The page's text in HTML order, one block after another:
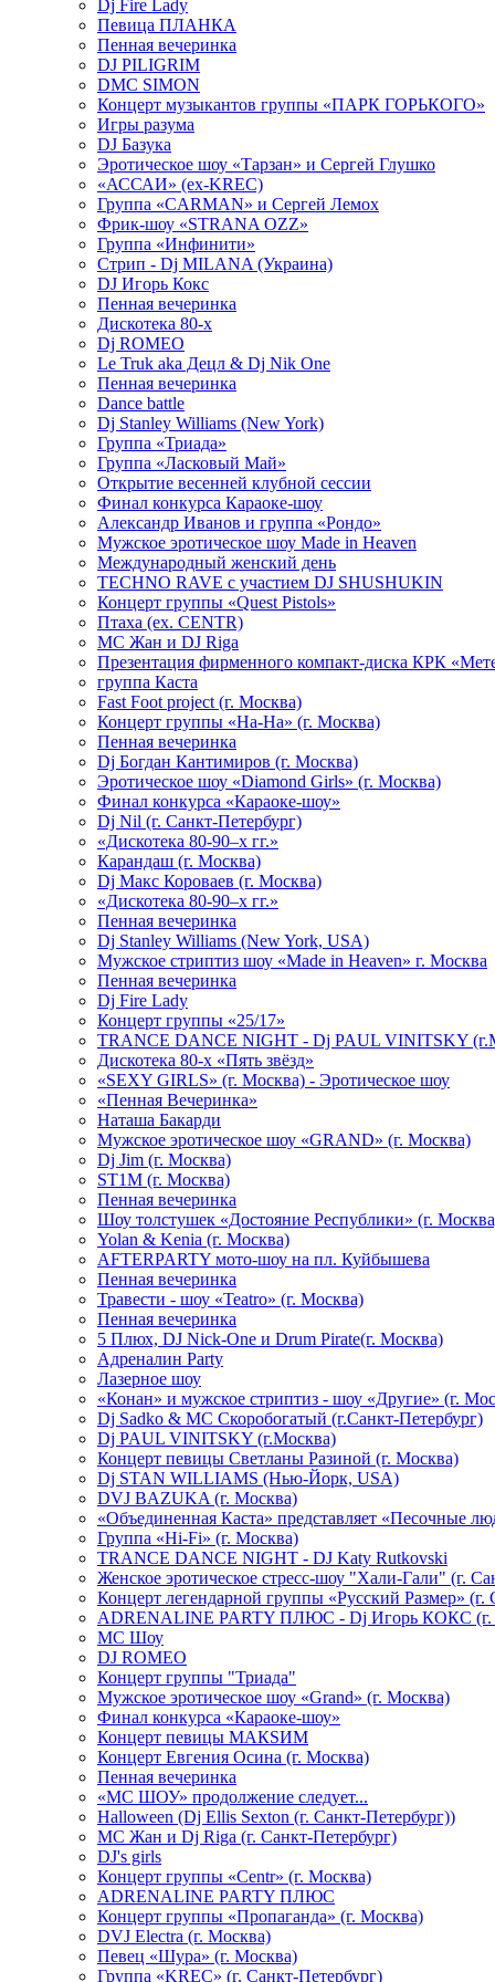
Dj Fire Lady
Певица ПЛАНКА
Пенная вечеринка
DJ PILIGRIM
DMC SIMON
Концерт музыкантов группы «ПАРК ГОРЬКОГО»
Игры разума
DJ Базука
Эротическое шоу «Тарзан» и Сергей Глушко
«АССАИ» (ex-KREC)
Группа «CARMAN» и Сергей Лемох
Фрик-шоу «STRANA OZZ»
Группа «Инфинити»
Стрип - Dj MILANA (Украина)
DJ Игорь Кокс
Пенная вечеринка
Дискотека 80-х
Dj ROMEO
Le Truk aka Децл & Dj Nik One
Пенная вечеринка
Dance battle
Dj Stanley Williams (New York)
Группа «Триада»
Группа «Ласковый Май»
Открытие весенней клубной сессии
Финал конкурса Караоке-шоу
Александр Иванов и группа «Рондо»
Мужское эротическое шоу Made in Heaven
Международный женский день
TECHNO RAVE с участием DJ SHUSHUKIN
Концерт группы «Quest Pistols»
Птаха (ex. CENTR)
МС Жан и DJ Riga
Презентация фирменного компакт-диска КРК
группа Каста
Fast Foot project (г. Москва)
Концерт группы «На-На» (г. Москва)
Пенная вечеринка
Dj Богдан Кантимиров (г. Москва)
Эротическое шоу «Diamond Girls» (г. Москва)
Финал конкурса «Караоке-шоу»
Dj Nil (г. Санкт-Петербург)
«Дискотека 80-90–х гг.»
Карандаш (г. Москва)
Dj Макс Короваев (г. Москва)
«Дискотека 80-90–х гг.»
Пенная вечеринка
Dj Stanley Williams (New York, USA)
Мужское стриптиз шоу «Made in Heaven» г. Москва
Пенная вечеринка
Dj Fire Lady
Концерт группы «25/17»
TRANCE DANCE NIGHT - Dj PAUL VINITSKY
Дискотека 80-х «Пять звёзд»
«SEXY GIRLS» (г. Москва) - Эротическое шоу
«Пенная Вечеринка»
Hаташа Бакарди
Мужское эротическое шоу «GRAND» (г. Москва)
Dj Jim (г. Москва)
ST1M (г. Москва)
Пенная вечеринка
Шоу толстушек «Достояние Республики» (г.
Yolan & Kenia (г. Москва)
AFTERPARTY мото-шоу на пл. Куйбышева
Пенная вечеринка
Травести - шоу «Teatro» (г. Москва)
Пенная вечеринка
5 Плюх, DJ Nick-One и Drum Pirate(г. Москва)
Адреналин Party
Лазерное шоу
«Конан» и мужское стриптиз - шоу «Другие» (г.
Dj Sadko & МС Скоробогатый (г.Санкт-Петербург)
Dj PAUL VINITSKY (г.Москва)
Концерт певицы Светланы Разиной (г. Москва)
Dj STAN WILLIAMS (Нью-Йорк, USA)
DVJ BAZUKA (г. Москва)
«Объединенная Каста» представляет «Песочные
Группа «Hi-Fi» (г. Москва)
TRANCE DANCE NIGHT - DJ Katy Rutkovski
Женское эротическое стресс-шоу "Хали-Гали" (г.
Концерт легендарной группы «Русский Размер» (г.
ADRENALINE PARTY ПЛЮС - Dj Игорь КОКС (г.
MC Шоу
DJ ROMEO
Концерт группы "Триада"
Мужское эротическое шоу «Grand» (г. Москва)
Финал конкурса «Караоке-шоу»
Концерт певицы МАКSИМ
Концерт Евгения Осина (г. Москва)
Пенная вечеринка
«МС ШОУ» продолжение следует...
Halloween (Dj Ellis Sexton (г. Санкт-Петербург))
МС Жан и Dj Riga (г. Санкт-Петербург)
DJ's girls
Концерт группы «Centr» (г. Москва)
ADRENALINE PARTY ПЛЮС
Концерт группы «Пропаганда» (г. Москва)
DVJ Electra (г. Москва)
Певец «Шура» (г. Москва)
Группа «KREC» (г. Санкт-Петербург)